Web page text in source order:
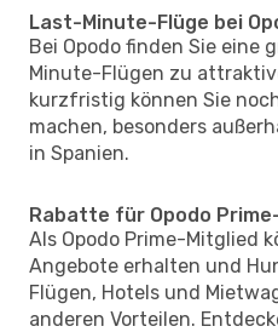
Last-Minute-Flüge bei
Bei Opodo finden Sie eine
Minute-Flügen zu
kurzfristig können Sie
machen, besonders
in Spanien.
Rabatte für Opodo
Als Opodo Prime-Mitglied
Angebote erhalten und
Flügen, Hotels und
anderen Vorteilen.